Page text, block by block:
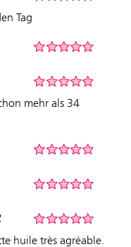
Tag
mehr als 34
huile très agréable.